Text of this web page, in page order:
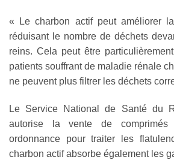
« Le charbon actif peut améliorer
réduisant le nombre de déchets
reins. Cela peut être
patients souffrant de maladie rénale
ne peuvent plus filtrer les déchets
Le Service National de Santé du
autorise la vente de
ordonnance pour traiter les
charbon actif absorbe également les